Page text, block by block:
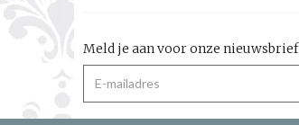
Meld je aan voor onze nieuwsbrief